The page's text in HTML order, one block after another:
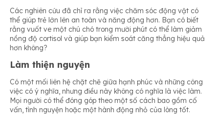
Các nghiên cứu đã chỉ ra rằng việc chăm sóc động vật có
thể giúp trẻ lớn lên an toàn và năng động hơn. Bạn có biết
rằng vuốt ve một chú chó trong mười phút có thể làm giảm
nồng độ cortisol và giúp bạn kiểm soát căng thẳng hiệu quả
hơn không?
Làm thiện nguyện
Có một mối liên hệ chặt chẽ giữa hạnh phúc và những công
việc có ý nghĩa, nhưng điều này không có nghĩa là việc làm.
Mọi người có thể đóng góp theo một số cách bao gồm cố
vấn, tình nguyện hoặc một hành động nhỏ của lòng tốt.